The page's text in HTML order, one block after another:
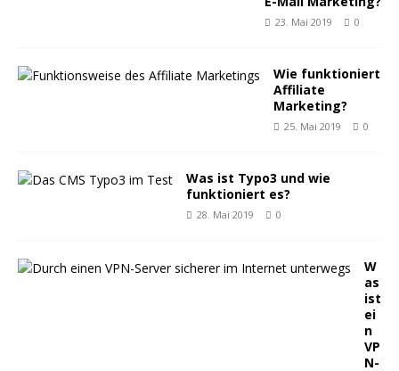
23. Mai 2019 0
Wie funktioniert
Affiliate
Marketing?
25. Mai 2019 0
Was ist Typo3 und wie
funktioniert es?
28. Mai 2019 0
W
as
ist
ei
n
VP
N-